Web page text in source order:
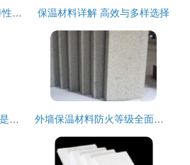
保温材料详解 高效与多样选择